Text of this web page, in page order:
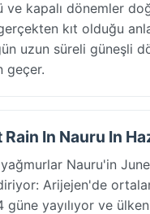
ve kapalı dönemler
gerçekten kıt olduğu
uzun süreli güneşli
geçer.
Rain In Nauru In
Nauru'in June
Arijejen'de
güne yayılıyor ve